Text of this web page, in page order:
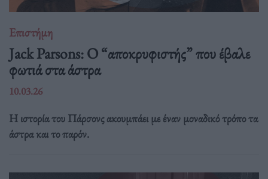
Επιστήμη
Jack Parsons: O “αποκρυφιστής” που έβαλε
φωτιά στα άστρα
10.03.26
Η ιστορία του Πάρσονς ακουμπάει με έναν μοναδικό τρόπο τα
άστρα και το παρόν.